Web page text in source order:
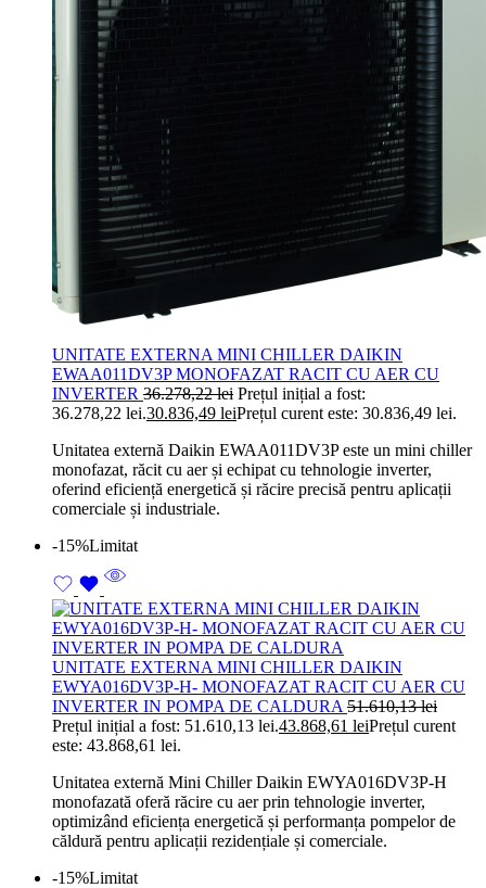
UNITATE EXTERNA MINI CHILLER DAIKIN
EWAA011DV3P MONOFAZAT RACIT CU AER CU
INVERTER 36.278,22lei Prețul inițial a fost:
36.278,22 lei.30.836,49 leiPrețul curent este: 30.836,49 lei.
Unitatea externă Daikin EWAA011DV3P este un mini chiller
monofazat, răcit cu aer și echipat cu tehnologie inverter,
oferind eficiență energetică și răcire precisă pentru aplicații
comerciale și industriale.
-15%Limitat
UNITATE EXTERNA MINI CHILLER DAIKIN
EWYA016DV3P-H- MONOFAZAT RACIT CU AER CU
INVERTER IN POMPA DE CALDURA 51.610,13lei
Prețul inițial a fost: 51.610,13 lei.43.868,61 leiPrețul curent
este: 43.868,61 lei.
Unitatea externă Mini Chiller Daikin EWYA016DV3P-H
monofazată oferă răcire cu aer prin tehnologie inverter,
optimizând eficiența energetică și performanța pompelor de
căldură pentru aplicații rezidențiale și comerciale.
-15%Limitat